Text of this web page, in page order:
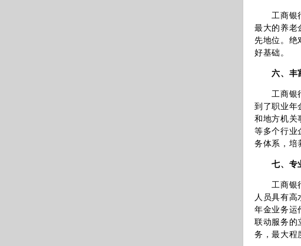
工商银
最大的养老
先地位。绝
好基础。
六、丰
工商银
到了职业年
和地方机关
等多个行业
务体系，培
七、专
工商银
人员具有高
年金业务运
联动服务的
务，最大程